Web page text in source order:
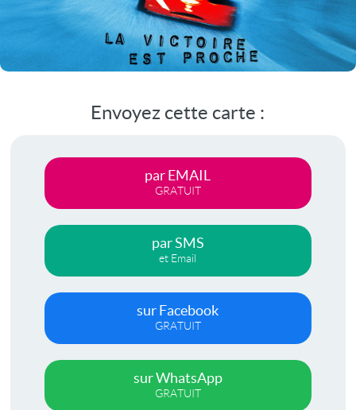
Envoyez cette carte :
par EMAIL
GRATUIT
par SMS
et Email
sur Facebook
GRATUIT
sur WhatsApp
GRATUIT